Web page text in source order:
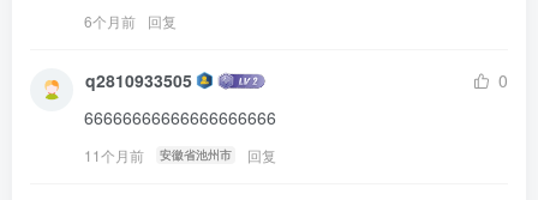
6个月前 回复
q2810933505
0
66666666666666666666
11个月前 安徽省池州市 回复